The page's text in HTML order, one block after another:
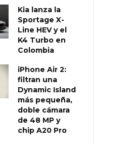
Kia lanza la
Sportage X-
Line HEV y el
K4 Turbo en
Colombia
iPhone Air 2:
filtran una
Dynamic Island
más pequeña,
doble cámara
de 48 MP y
chip A20 Pro